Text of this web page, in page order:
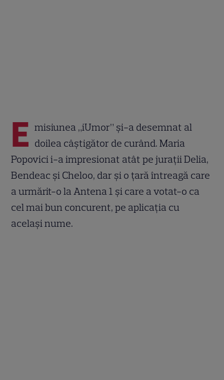
E misiunea „iUmor” și-a desemnat al
doilea câștigător de curând. Maria
Popovici i-a impresionat atât pe jurații Delia,
Bendeac și Cheloo, dar și o țară întreagă care
a urmărit-o la Antena 1 și care a votat-o ca
cel mai bun concurent, pe aplicația cu
același nume.